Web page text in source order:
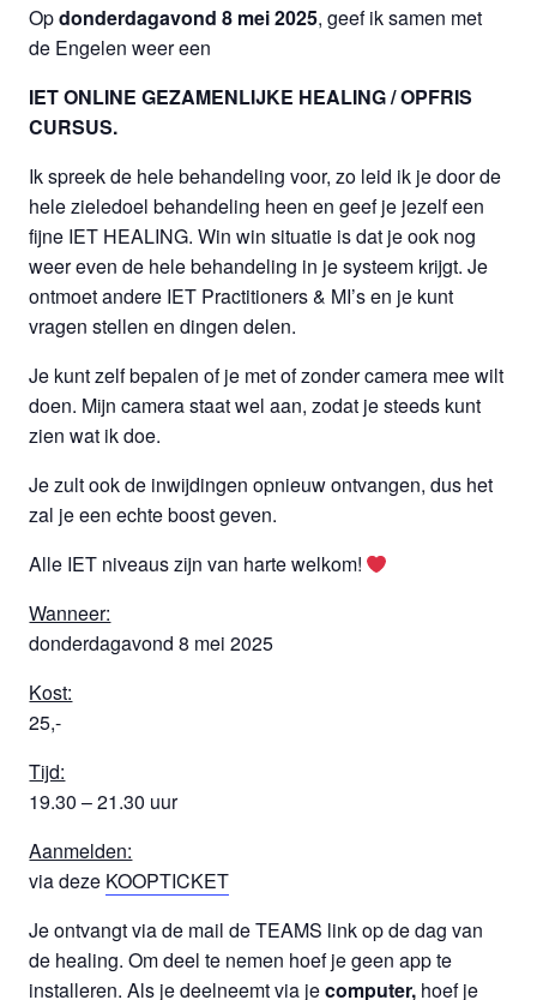
Opdonderdagavond 8 mei 2025, geef ik samen met
de Engelen weer een
IET ONLINE GEZAMENLIJKE HEALING / OPFRIS
CURSUS.
Ik spreek de hele behandeling voor, zo leid ik je door de
hele zieledoel behandeling heen en geef je jezelf een
fijne IET HEALING. Win win situatie is dat je ook nog
weer even de hele behandeling in je systeem krijgt. Je
ontmoet andere IET Practitioners & MI’s en je kunt
vragen stellen en dingen delen.
Je kunt zelf bepalen of je met of zonder camera mee wilt
doen. Mijn camera staat wel aan, zodat je steeds kunt
zien wat ik doe.
Je zult ook de inwijdingen opnieuw ontvangen, dus het
zal je een echte boost geven.
Alle IET niveaus zijn van harte welkom!
Wanneer:
donderdagavond 8 mei 2025
Kost:
25,-
Tijd:
19.30 – 21.30 uur
Aanmelden:
via deze KOOPTICKET
Je ontvangt via de mail de TEAMS link op de dag van
de healing. Om deel te nemen hoef je geen app te
installeren. Als je deelneemt via jecomputer, hoef je